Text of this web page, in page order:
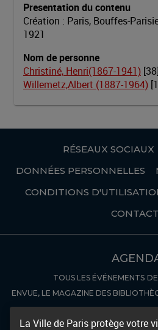
Bizet, Georges (1838-
Boïeldieu, Adrien-
Boisselot, Xavier (1811-
Boito, Arrigo (1842-
Bruneau, Alfred (1857-
Busser, Henri (1872-
Cadaux, Justin (1813-
Casadesus, Henri
Casirola, Angelo (18..-
Caspers, Henri (1825-
Presentation du contenu
Création : Paris, Bouffes-
1921
Nom de personne
Christiné, Henri(1867-1941) [38]
Willemetz,Albert (1887-1964) [
RÉSEAUX SOCIAUX
DONNÉES PERSONNELLES
CONDITIONS
CONTACT
TOUS LES ÉVÉNEMENTS
ENVUE, LE MAGAZINE DES
COLLECTIONS
La Ville de Paris protège votre